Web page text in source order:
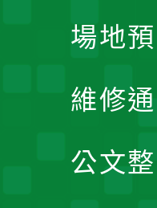
場地
維修
公文